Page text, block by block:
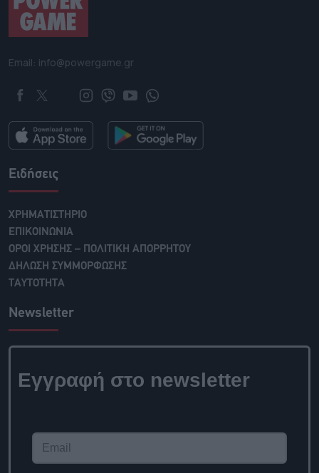
Email: info@powergame.gr
Ειδήσεις
ΧΡΗΜΑΤΙΣΤΗΡΙΟ
ΕΠΙΚΟΙΝΩΝΙΑ
ΟΡΟΙ ΧΡΗΣΗΣ – ΠΟΛΙΤΙΚΗ ΑΠΟΡΡΗΤΟΥ
ΔΗΛΩΣΗ ΣΥΜΜΟΡΦΩΣΗΣ
ΤΑΥΤΟΤΗΤΑ
Newsletter
Εγγραφή στο